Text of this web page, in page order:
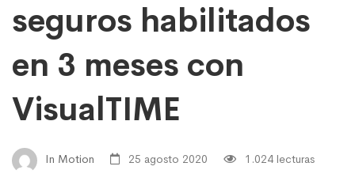
seguros habilitados
en 3 meses con
VisualTIME
In Motion 25 agosto 2020 1.024 lecturas